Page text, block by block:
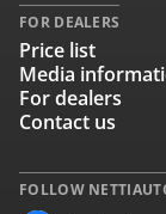
FOLLOW
FOR DEALERS
Price list
Media
For dealers
Contact us